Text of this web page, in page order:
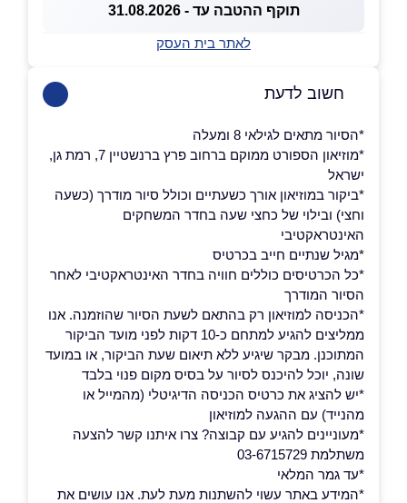
תוקף ההטבה עד - 31.08.2026
לאתר בית העסק
חשוב לדעת
*הסיור מתאים לגילאי 8 ומעלה
*מוזיאון הספורט ממוקם ברחוב פרץ ברנשטיין 7, רמת גן,
ישראל
*ביקור במוזיאון אורך כשעתיים וכולל סיור מודרך (כשעה
וחצי) ובילוי של כחצי שעה בחדר המשחקים
האינטראקטיבי
*מגיל שנתיים חייב בכרטיס
*כל הכרטיסים כוללים חוויה בחדר האינטראקטיבי לאחר
הסיור המודרך
*הכניסה למוזיאון רק בהתאם לשעת הסיור שהוזמנה. אנו
ממליצים להגיע למתחם כ-10 דקות לפני מועד הביקור
המתוכנן. מבקר שיגיע ללא תיאום שעת הביקור, או במועד
שונה, יוכל להיכנס לסיור על בסיס מקום פנוי בלבד
*יש להציג את כרטיס הכניסה הדיגיטלי (מהמייל או
מהנייד) עם ההגעה למוזיאון
*מעוניינים להגיע עם קבוצה? צרו איתנו קשר להצעה
משתלמת 03-6715729
*עד גמר המלאי
*המידע באתר עשוי להשתנות מעת לעת. אנו עושים את